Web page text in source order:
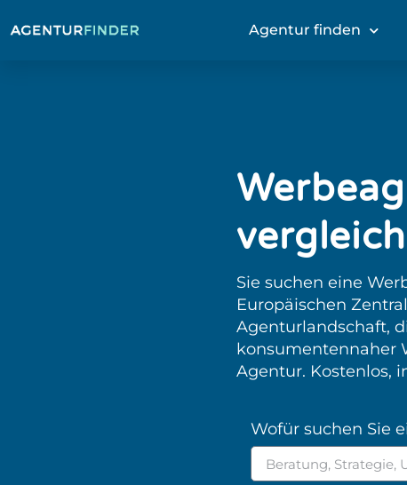
Agentur finden
Sie suchen eine
Europäischen
Agenturlandschaft,
konsumentennaher
Agentur. Kostenlos,
Wofür suchen Sie